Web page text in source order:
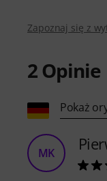
Zapoznaj się z
2Opinie
Pokaż
MK